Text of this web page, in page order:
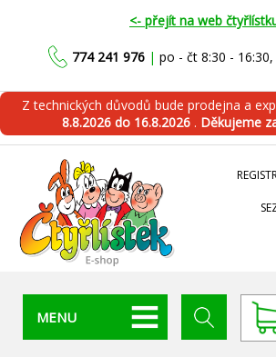
<- přejít na web
774 241 976 | po - čt 8:30 -
Z technických důvodů bude prodejna a
8.8.2026 do 16.8.2026 . Děkujeme
MENU